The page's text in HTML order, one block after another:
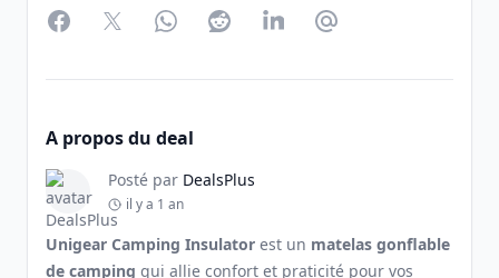
FacebookTwitterWhatsAppRedditLinkedInPartager par Email
A propos du deal
Posté par DealsPlus
il y a 1 an
Unigear Camping Insulator est un matelas gonflable
de camping qui allie confort et praticité pour vos